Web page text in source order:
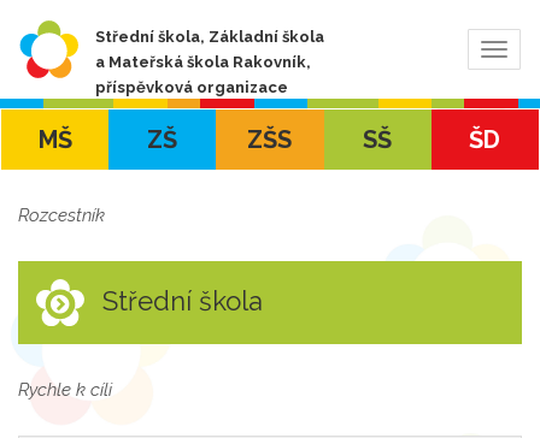
Střední škola, Základní škola
a Mateřská škola Rakovník,
příspěvková organizace
MŠ ZŠ ZŠS SŠ ŠD
Rozcestník
Střední škola
Rychle k cíli